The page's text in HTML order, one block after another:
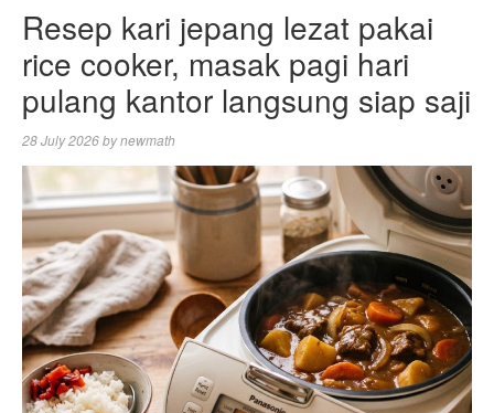
Resep kari jepang lezat pakai
rice cooker, masak pagi hari
pulang kantor langsung siap saji
28 July 2026bynewmath